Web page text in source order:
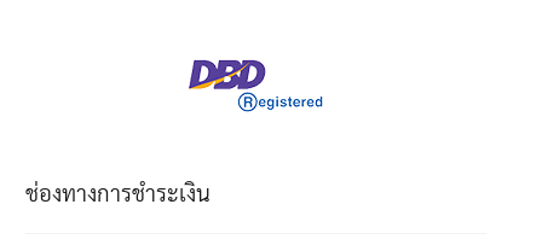
ช่องทางการชำระเงิน